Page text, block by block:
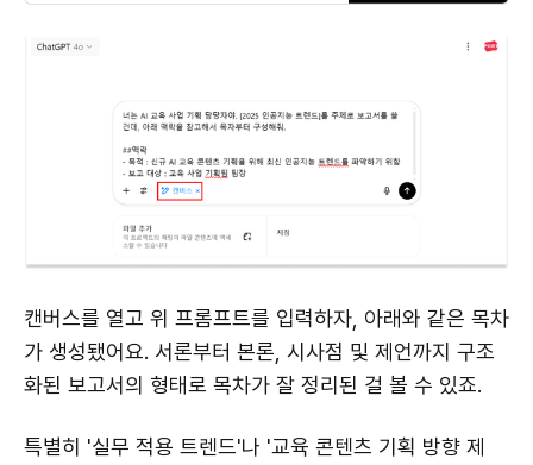
캔버스를 열고 위 프롬프트를 입력하자, 아래와 같은 목차
가 생성됐어요. 서론부터 본론, 시사점 및 제언까지 구조
화된 보고서의 형태로 목차가 잘 정리된 걸 볼 수 있죠.
특별히 '실무 적용 트렌드'나 '교육 콘텐츠 기획 방향 제